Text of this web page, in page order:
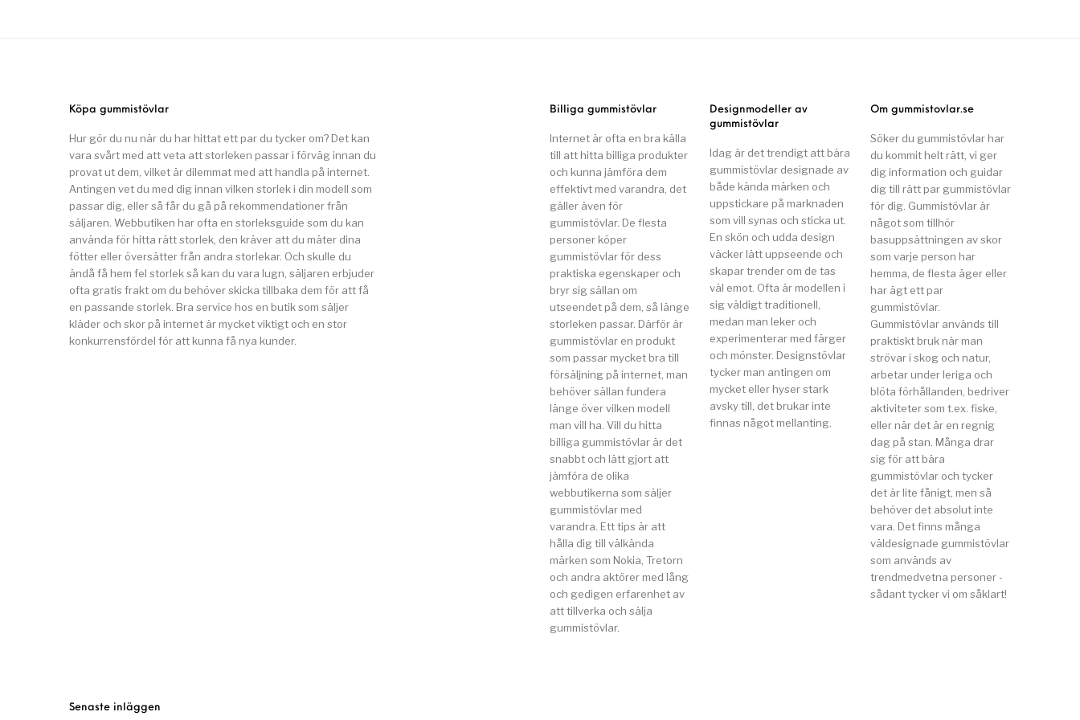
Köpa gummistövlar
Hur gör du nu när du har hittat ett par du tycker om? Det kan
vara svårt med att veta att storleken passar i förväg innan du
provat ut dem, vilket är dilemmat med att handla på internet.
Antingen vet du med dig innan vilken storlek i din modell som
passar dig, eller så får du gå på rekommendationer från
säljaren. Webbutiken har ofta en storleksguide som du kan
använda för hitta rätt storlek, den kräver att du mäter dina
fötter eller översätter från andra storlekar. Och skulle du
ändå få hem fel storlek så kan du vara lugn, säljaren erbjuder
ofta gratis frakt om du behöver skicka tillbaka dem för att få
en passande storlek. Bra service hos en butik som säljer
kläder och skor på internet är mycket viktigt och en stor
konkurrensfördel för att kunna få nya kunder.
Billiga gummistövlar
Internet är ofta en bra källa
till att hitta billiga produkter
och kunna jämföra dem
effektivt med varandra, det
gäller även för
gummistövlar. De flesta
personer köper
gummistövlar för dess
praktiska egenskaper och
bryr sig sällan om
utseendet på dem, så länge
storleken passar. Därför är
gummistövlar en produkt
som passar mycket bra till
försäljning på internet, man
behöver sällan fundera
länge över vilken modell
man vill ha. Vill du hitta
billiga gummistövlar är det
snabbt och lätt gjort att
jämföra de olika
webbutikerna som säljer
gummistövlar med
varandra. Ett tips är att
hålla dig till välkända
märken som Nokia, Tretorn
och andra aktörer med lång
och gedigen erfarenhet av
att tillverka och sälja
gummistövlar.
Designmodeller av
gummistövlar
Idag är det trendigt att bära
gummistövlar designade av
både kända märken och
uppstickare på marknaden
som vill synas och sticka ut.
En skön och udda design
väcker lätt uppseende och
skapar trender om de tas
väl emot. Ofta är modellen i
sig väldigt traditionell,
medan man leker och
experimenterar med färger
och mönster. Designstövlar
tycker man antingen om
mycket eller hyser stark
avsky till, det brukar inte
finnas något mellanting.
Om gummistovlar.se
Söker du gummistövlar har
du kommit helt rätt, vi ger
dig information och guidar
dig till rätt par gummistövlar
för dig. Gummistövlar är
något som tillhör
basuppsättningen av skor
som varje person har
hemma, de flesta äger eller
har ägt ett par
gummistövlar.
Gummistövlar används till
praktiskt bruk när man
strövar i skog och natur,
arbetar under leriga och
blöta förhållanden, bedriver
aktiviteter som t.ex. fiske,
eller när det är en regnig
dag på stan. Många drar
sig för att bära
gummistövlar och tycker
det är lite fånigt, men så
behöver det absolut inte
vara. Det finns många
väldesignade gummistövlar
som används av
trendmedvetna personer -
sådant tycker vi om såklart!
Senaste inläggen